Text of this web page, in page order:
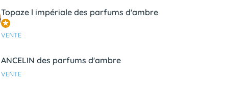
Topaze l impériale des parfums d'ambre
VENTE
ANCELIN des parfums d'ambre
VENTE